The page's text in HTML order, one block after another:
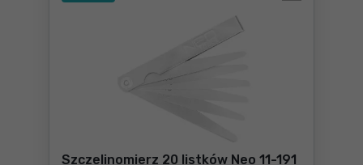
Szczelinomierz 20 listków Neo 11-191